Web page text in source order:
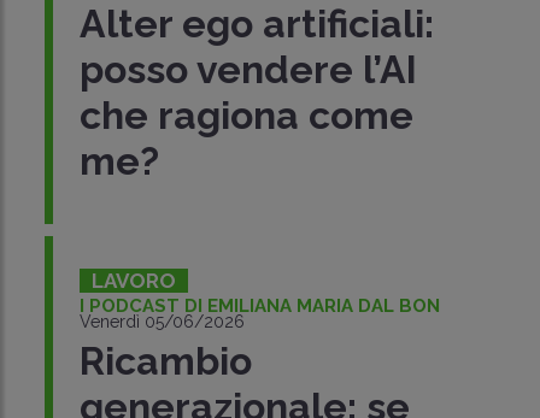
Alter ego artificiali:
posso vendere l’AI
che ragiona come
me?
LAVORO
I PODCAST DI EMILIANA MARIA DAL BON
Venerdì 05/06/2026
Ricambio
generazionale: se